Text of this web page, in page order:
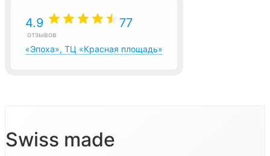
4.9 77
отзывов
«Эпоха», ТЦ «Красная площадь»
Swiss made